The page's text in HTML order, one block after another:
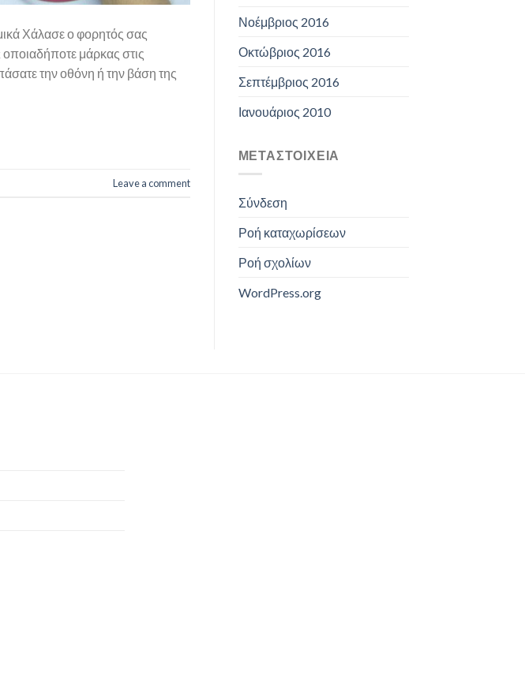
Χάλασε ο φορητός σας
μάρκας στις
την οθόνη ή την βάση της
Leave a comment
Νοέμβριος 2016
Οκτώβριος 2016
Σεπτέμβριος 2016
Ιανουάριος 2010
ΜΕΤΑΣΤΟΙΧΕΊΑ
Σύνδεση
Ροή καταχωρίσεων
Ροή σχολίων
WordPress.org